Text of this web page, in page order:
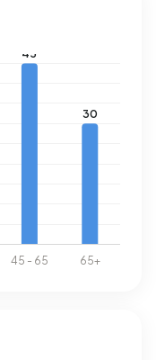
gemiddelde